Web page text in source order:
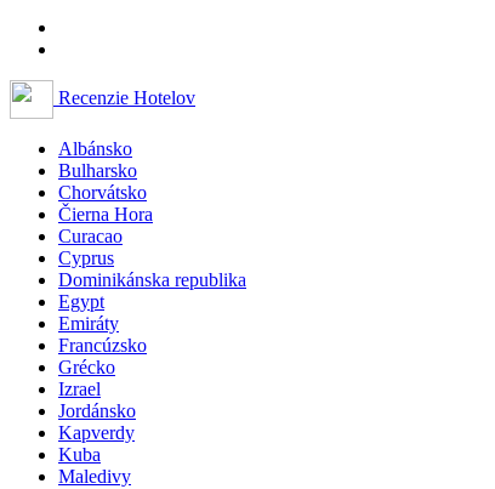
Recenzie Hotelov
Albánsko
Bulharsko
Chorvátsko
Čierna Hora
Curacao
Cyprus
Dominikánska republika
Egypt
Emiráty
Francúzsko
Grécko
Izrael
Jordánsko
Kapverdy
Kuba
Maledivy